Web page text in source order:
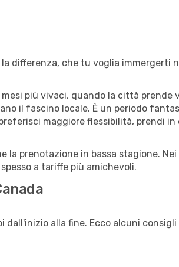
differenza, che tu voglia immergerti
più vivaci, quando la città prende
il fascino locale. È un periodo
maggiore flessibilità, prendi
la prenotazione in bassa stagione.
a tariffe più amichevoli.
dall'inizio alla fine. Ecco alcuni